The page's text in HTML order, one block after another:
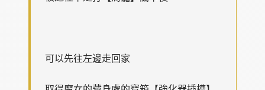
可以先往左邊走回家